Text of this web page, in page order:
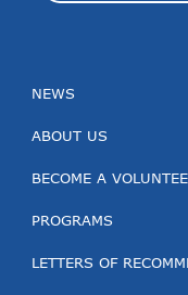
NEWS
ABOUT US
BECOME A
PROGRAMS
LETTERS OF